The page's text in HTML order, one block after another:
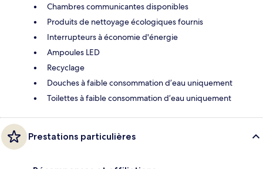
Chambres communicantes disponibles
Produits de nettoyage écologiques fournis
Interrupteurs à économie d'énergie
Ampoules LED
Recyclage
Douches à faible consommation d’eau uniquement
Toilettes à faible consommation d’eau uniquement
Prestations particulières